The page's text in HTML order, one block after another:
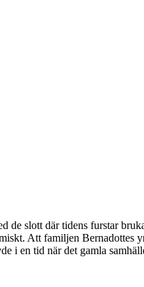
slott där tidens furstar
Att familjen Bernadottes
en tid när det gamla